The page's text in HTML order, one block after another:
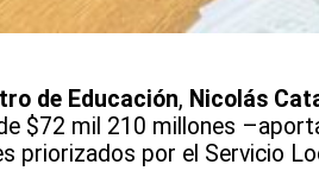
de Educación, Nicolás
$72 mil 210 millones
priorizados por el Servicio